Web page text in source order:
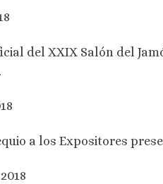
del XXIX Salón del
a los Expositores